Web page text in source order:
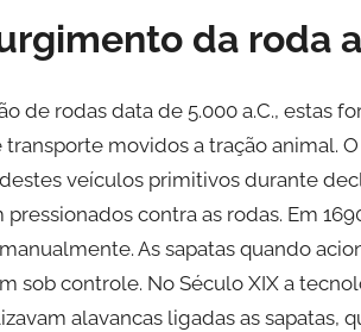
da roda
de rodas data de 5.000 a.C., estas
transporte movidos a tração animal.
veículos primitivos durante
pressionados contra as rodas. Em
As sapatas quando
sob controle. No Século XIX a
alavancas ligadas as sapatas,